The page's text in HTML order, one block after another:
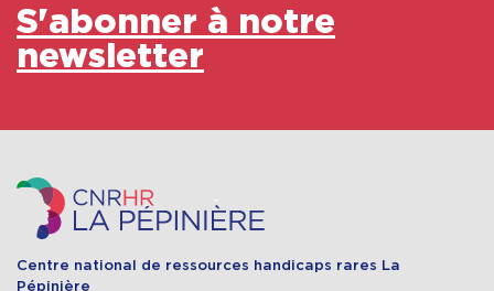
S'abonner à notre
newsletter
Centre national de ressources handicaps rares La
Pépinière